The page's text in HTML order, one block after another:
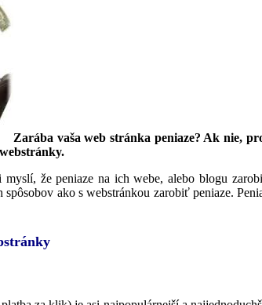
Zarába vaša web stránka peniaze? Ak nie,
že peniaze na ich webe, alebo blogu
ako s webstránkou zarobiť peniaze.